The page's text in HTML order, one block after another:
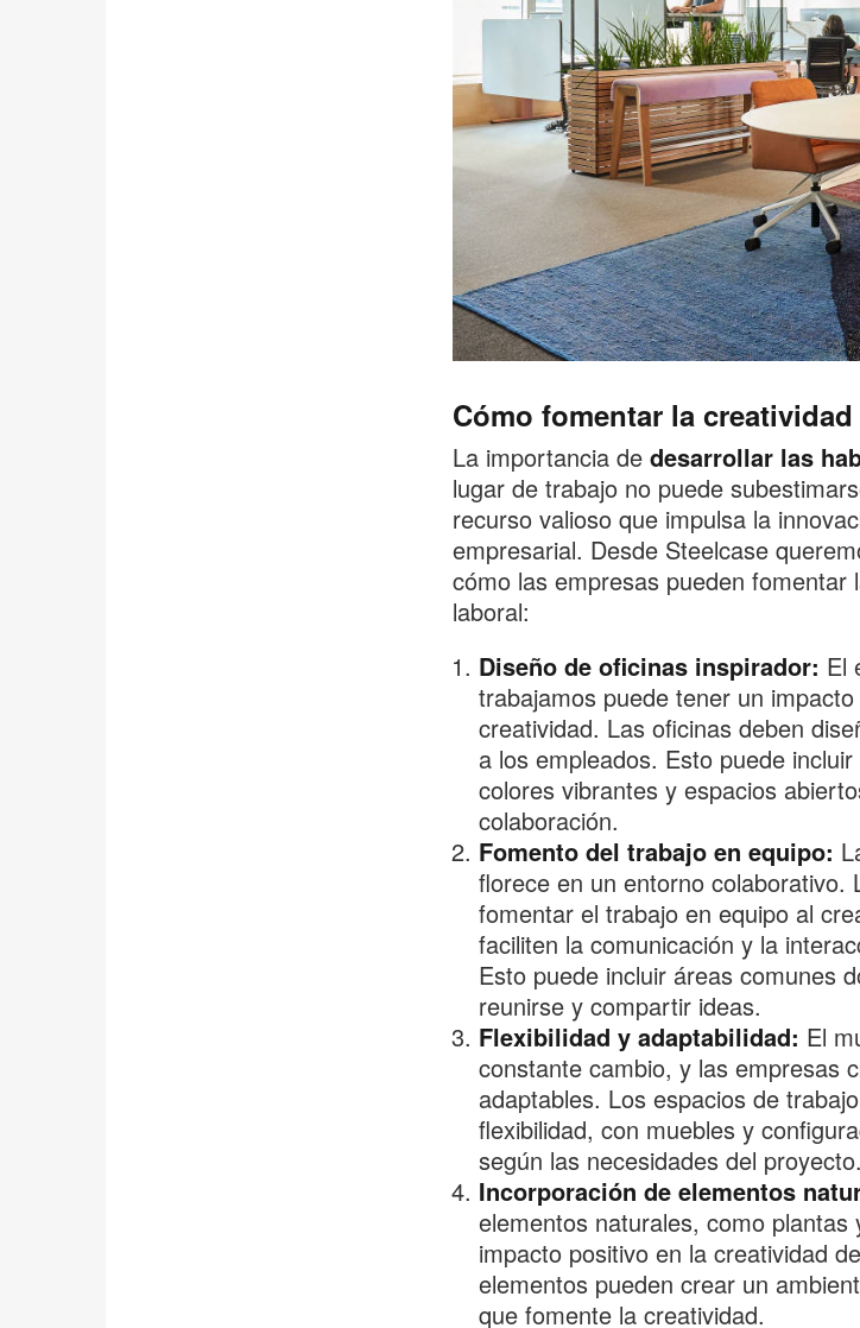
Cómo fomentar la
La importancia de desarrollar las
lugar de trabajo no puede
recurso valioso que impulsa la
empresarial. Desde Steelcase
cómo las empresas pueden fomentar
laboral:
Diseño de oficinas inspirador: El
trabajamos puede tener un
creatividad. Las oficinas deben
a los empleados. Esto puede
colores vibrantes y espacios
colaboración.
Fomento del trabajo en equipo:
florece en un entorno colaborativo.
fomentar el trabajo en equipo al
faciliten la comunicación y la
Esto puede incluir áreas comunes
reunirse y compartir ideas.
Flexibilidad y adaptabilidad: El
constante cambio, y las empresas
adaptables. Los espacios de
flexibilidad, con muebles y
según las necesidades del proyecto.
Incorporación de elementos
elementos naturales, como
impacto positivo en la creatividad
elementos pueden crear un
que fomente la creatividad.